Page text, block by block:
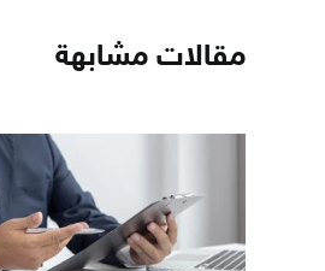
مقالات مشابهة